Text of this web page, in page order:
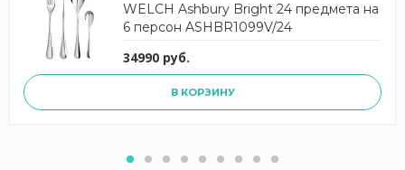
WELCH Ashbury Bright 24 предмета на
6 персон ASHBR1099V/24
34990 руб.
В КОРЗИНУ